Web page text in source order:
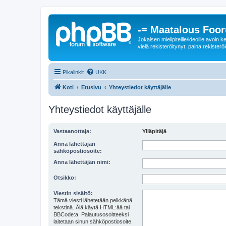
-= Maatalous
Jokaisen mielipiteille/ideoille avoin
vielä rekisteröitynyt, paina
Pikalinkit UKK
Koti Etusivu Yhteystiedot käyttäjälle
Yhteystiedot käyttäjälle
Vastaanottaja: Ylläpitäjä
Anna lähettäjän
sähköpostiosoite:
Anna lähettäjän nimi:
Otsikko:
Viestin sisältö:
Tämä viesti lähetetään pelkkänä
tekstinä. Älä käytä HTML:ää tai
BBCode:a. Palautusosoitteeksi
laitetaan sinun sähköpostiosoite.